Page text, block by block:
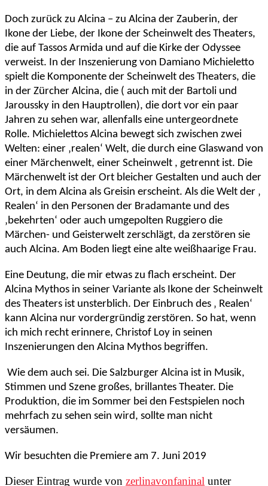
Doch zurück zu Alcina – zu Alcina der Zauberin, der
Ikone der Liebe, der Ikone der Scheinwelt des Theaters,
die auf Tassos Armida und auf die Kirke der Odyssee
verweist. In der Inszenierung von Damiano Michieletto
spielt die Komponente der Scheinwelt des Theaters, die
in der Zürcher Alcina, die ( auch mit der Bartoli und
Jaroussky in den Hauptrollen), die dort vor ein paar
Jahren zu sehen war, allenfalls eine untergeordnete
Rolle. Michielettos Alcina bewegt sich zwischen zwei
Welten: einer ‚realen‘ Welt, die durch eine Glaswand von
einer Märchenwelt, einer Scheinwelt , getrennt ist. Die
Märchenwelt ist der Ort bleicher Gestalten und auch der
Ort, in dem Alcina als Greisin erscheint. Als die Welt der ‚
Realen‘ in den Personen der Bradamante und des
‚bekehrten‘ oder auch umgepolten Ruggiero die
Märchen- und Geisterwelt zerschlägt, da zerstören sie
auch Alcina. Am Boden liegt eine alte weißhaarige Frau.
Eine Deutung, die mir etwas zu flach erscheint. Der
Alcina Mythos in seiner Variante als Ikone der Scheinwelt
des Theaters ist unsterblich. Der Einbruch des ‚ Realen‘
kann Alcina nur vordergründig zerstören. So hat, wenn
ich mich recht erinnere, Christof Loy in seinen
Inszenierungen den Alcina Mythos begriffen.
Wie dem auch sei. Die Salzburger Alcina ist in Musik,
Stimmen und Szene großes, brillantes Theater. Die
Produktion, die im Sommer bei den Festspielen noch
mehrfach zu sehen sein wird, sollte man nicht
versäumen.
Wir besuchten die Premiere am 7. Juni 2019
Dieser Eintrag wurde von zerlinavonfaninal unter